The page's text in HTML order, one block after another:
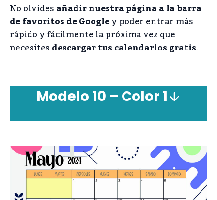
No olvidesañadir nuestra página a la barra
de favoritos de Googley poder entrar más
rápido y fácilmente la próxima vez que
necesitesdescargar tus calendarios gratis.
Modelo 10 – Color 1